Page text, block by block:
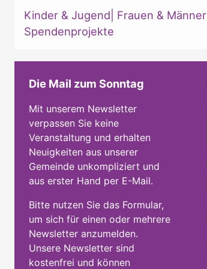
Kinder & Jugend Frauen & Männer
Spendenprojekte
Die Mail zum Sonntag
Mit unserem Newsletter
verpassen Sie keine
Veranstaltung und erhalten
Neuigkeiten aus unserer
Gemeinde unkompliziert und
aus erster Hand per E-Mail.
Bitte nutzen Sie das Formular,
um sich für einen oder mehrere
Newsletter anzumelden.
Unsere Newsletter sind
kostenfrei und können